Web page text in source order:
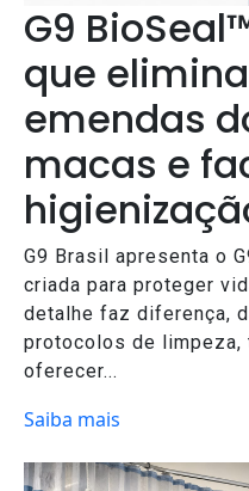
G9
que
emendas
macas e
G9 Brasil apresenta o
criada para proteger
detalhe faz diferença,
protocolos de limpeza,
oferecer...
Saiba mais